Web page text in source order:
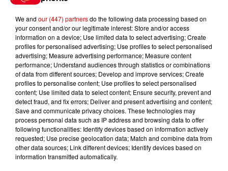
Gagnez vos entrées pour le
Musée du Sport Automobile au
Mans !
Alouette vous invite à
Futuroscope Xperiences !
We and our (447) partnersdo the following data processing based on
your consent and/or our legitimate interest: Store and/or access
information on a device; Use limited data to select advertising; Create
profiles for personalised advertising; Use profiles to select personalised
advertising; Measure advertising performance; Measure content
performance; Understand audiences through statistics or combinations
of data from different sources; Develop and improve services; Create
profiles to personalise content; Use profiles to select personalised
content; Use limited data to select content; Ensure security, prevent and
detect fraud, and fix errors; Deliver and present advertising and content;
Save and communicate privacy choices. These technologies may
process personal data such as IP address and browsing data to offer
following functionalities: Identify devices based on information actively
requested; Use precise geolocation data; Match and combine data from
other data sources; Link different devices; Identify devices based on
information transmitted automatically.